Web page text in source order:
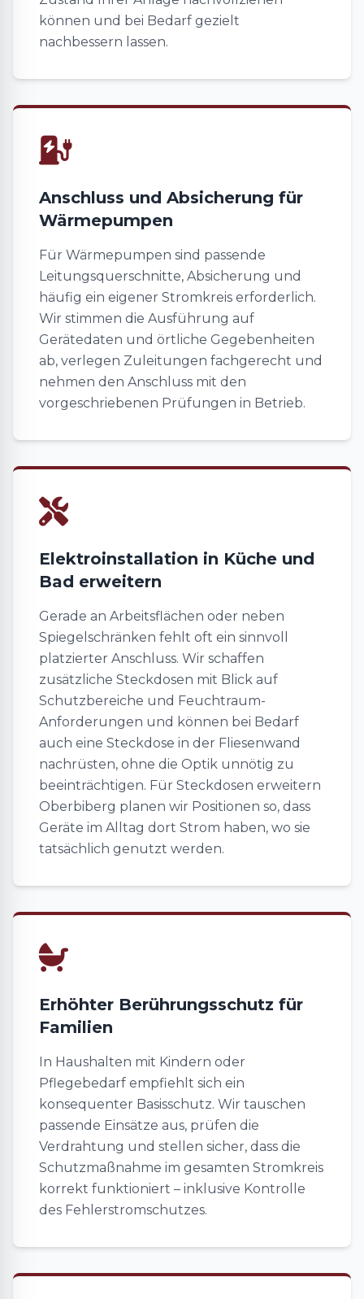
können und bei Bedarf gezielt
nachbessern lassen.
Anschluss und Absicherung für
Wärmepumpen
Für Wärmepumpen sind passende
Leitungsquerschnitte, Absicherung und
häufig ein eigener Stromkreis erforderlich.
Wir stimmen die Ausführung auf
Gerätedaten und örtliche Gegebenheiten
ab, verlegen Zuleitungen fachgerecht und
nehmen den Anschluss mit den
vorgeschriebenen Prüfungen in Betrieb.
Elektroinstallation in Küche und
Bad erweitern
Gerade an Arbeitsflächen oder neben
Spiegelschränken fehlt oft ein sinnvoll
platzierter Anschluss. Wir schaffen
zusätzliche Steckdosen mit Blick auf
Schutzbereiche und Feuchtraum-
Anforderungen und können bei Bedarf
auch eine Steckdose in der Fliesenwand
nachrüsten, ohne die Optik unnötig zu
beeinträchtigen. Für Steckdosen erweitern
Oberbiberg planen wir Positionen so, dass
Geräte im Alltag dort Strom haben, wo sie
tatsächlich genutzt werden.
Erhöhter Berührungsschutz für
Familien
In Haushalten mit Kindern oder
Pflegebedarf empfiehlt sich ein
konsequenter Basisschutz. Wir tauschen
passende Einsätze aus, prüfen die
Verdrahtung und stellen sicher, dass die
Schutzmaßnahme im gesamten Stromkreis
korrekt funktioniert – inklusive Kontrolle
des Fehlerstromschutzes.